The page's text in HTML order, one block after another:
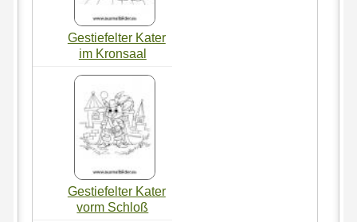
Gestiefelter Kater
im Kronsaal
Gestiefelter Kater
vorm Schloß